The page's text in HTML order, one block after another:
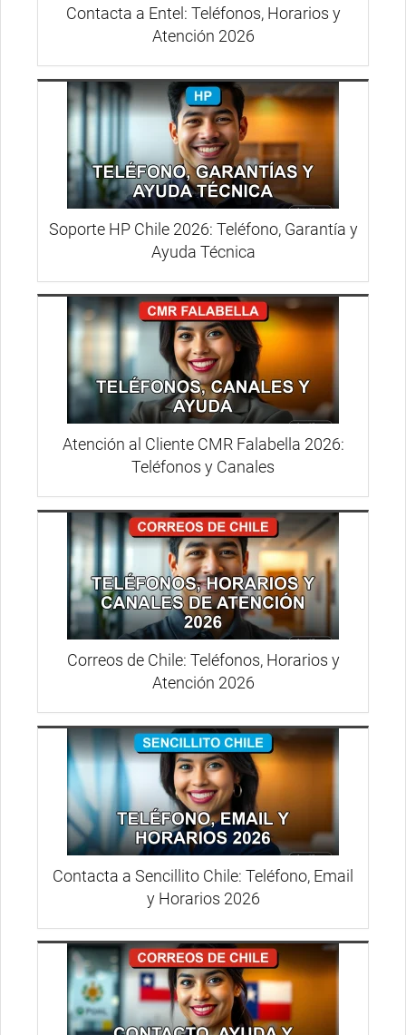
Contacta a Entel: Teléfonos, Horarios y
Atención 2026
Soporte HP Chile 2026: Teléfono, Garantía y
Ayuda Técnica
Atención al Cliente CMR Falabella 2026:
Teléfonos y Canales
Correos de Chile: Teléfonos, Horarios y
Atención 2026
Contacta a Sencillito Chile: Teléfono, Email
y Horarios 2026